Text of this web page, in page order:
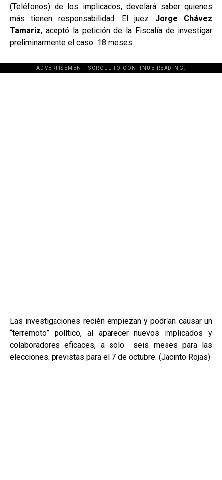
(Teléfonos) de los implicados, develará saber quienes
más tienen responsabilidad. El juez Jorge Chávez
Tamariz, aceptó la petición de la Fiscalía de investigar
preliminarmente el caso 18 meses.
ADVERTISEMENT. SCROLL TO CONTINUE READING.
Las investigaciones recién empiezan y podrían causar un
“terremoto” político, al aparecer nuevos implicados y
colaboradores eficaces, a solo seis meses para las
elecciones, previstas para el 7 de octubre. (Jacinto Rojas)